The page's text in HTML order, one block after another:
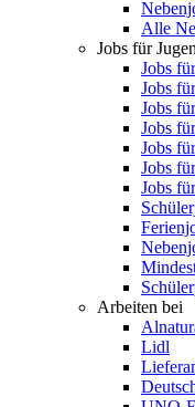
Alle
Jobs für
Jobs
Jobs
Jobs
Jobs
Jobs
Jobs
Jobs
Arbeiten bei
Lidl